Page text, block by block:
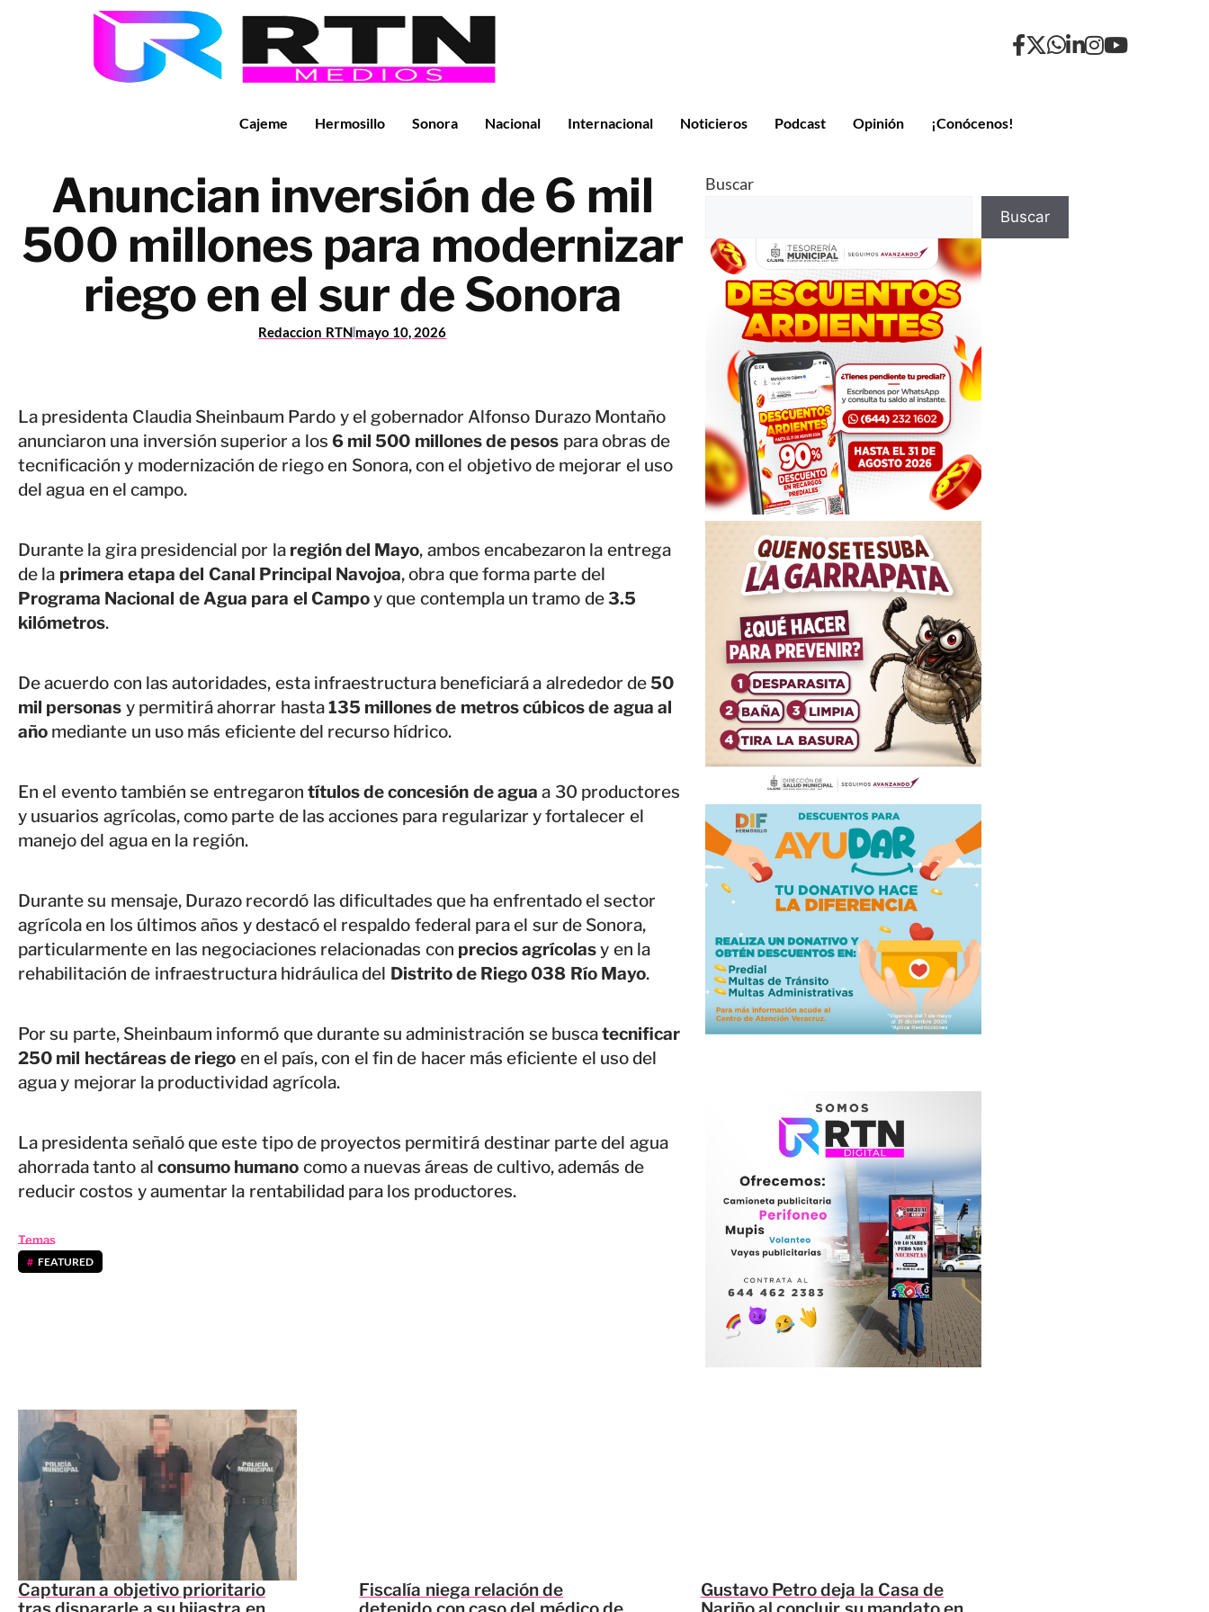
Cajeme Hermosillo Sonora Nacional Internacional Noticieros Podcast Opinión ¡Conócenos!
Anuncian inversión de 6 mil
500 millones para modernizar
riego en el sur de Sonora
Redaccion RTNmayo 10, 2026
La presidenta Claudia Sheinbaum Pardo y el gobernador Alfonso Durazo Montaño
anunciaron una inversión superior a los 6 mil 500 millones de pesos para obras de
tecnificación y modernización de riego en Sonora, con el objetivo de mejorar el uso
del agua en el campo.
Durante la gira presidencial por la región del Mayo, ambos encabezaron la entrega
de la primera etapa del Canal Principal Navojoa, obra que forma parte del
Programa Nacional de Agua para el Campoy que contempla un tramo de3.5
kilómetros.
De acuerdo con las autoridades, esta infraestructura beneficiará a alrededor de50
mil personas y permitirá ahorrar hasta135 millones de metros cúbicos de agua al
año mediante un uso más eficiente del recurso hídrico.
En el evento también se entregaron títulos de concesión de agua a 30 productores
y usuarios agrícolas, como parte de las acciones para regularizar y fortalecer el
manejo del agua en la región.
Durante su mensaje, Durazo recordó las dificultades que ha enfrentado el sector
agrícola en los últimos años y destacó el respaldo federal para el sur de Sonora,
particularmente en las negociaciones relacionadas con precios agrícolasy en la
rehabilitación de infraestructura hidráulica del Distrito de Riego 038 Río Mayo.
Por su parte, Sheinbaum informó que durante su administración se buscatecnificar
250 mil hectáreas de riego en el país, con el fin de hacer más eficiente el uso del
agua y mejorar la productividad agrícola.
La presidenta señaló que este tipo de proyectos permitirá destinar parte del agua
ahorrada tanto al consumo humano como a nuevas áreas de cultivo, además de
reducir costos y aumentar la rentabilidad para los productores.
Temas
FEATURED
Buscar
Buscar
Capturan a objetivo prioritario
Fiscalía niega relación de
Gustavo Petro deja la Casa de